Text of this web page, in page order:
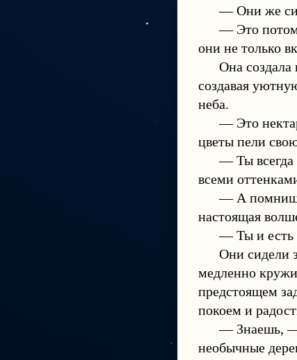
— Они же
— Это
они не только
Она создала
создавая
неба.
— Это
цветы пели
— Ты всегда
всеми
— А
настоящая
— Ты и есть
Они сидели
медленно
предстоящем
покоем и
— Знаешь, —
необычные